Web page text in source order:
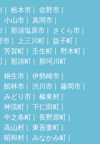
栃木市
佐野市
小山市
真岡市
那須塩原市
さくら市
市 上三川町
益子町
芳賀町 壬生町
野木町
那須町 那珂川町
桐生市
伊勢崎市
館林市 渋川市
藤岡市
みどり市
榛東村
神流町
下仁田町
中之条町
長野原町
高山村
東吾妻町
昭和村
みなかみ町